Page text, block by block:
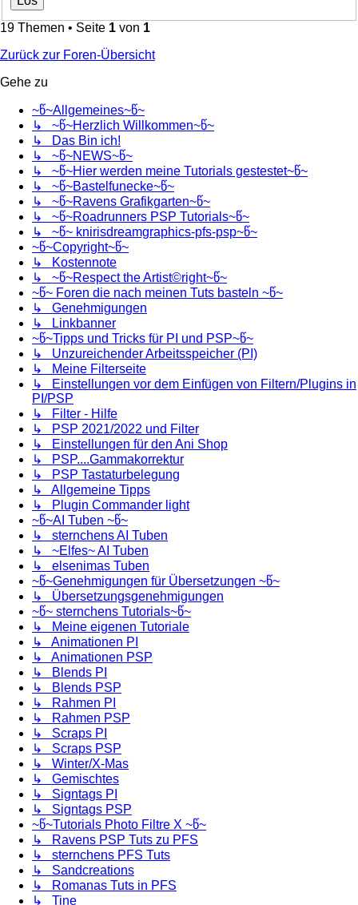
19 Themen • Seite 1 von 1
Zurück zur Foren-Übersicht
Gehe zu
~წ~Allgemeines~წ~
↳ ~წ~Herzlich Willkommen~წ~
↳ Das Bin ich!
↳ ~წ~NEWS~წ~
↳ ~წ~Hier werden meine Tutorials gestestet~წ~
↳ ~წ~Bastelfunecke~წ~
↳ ~წ~Ravens Grafikgarten~წ~
↳ ~წ~Roadrunners PSP Tutorials~წ~
↳ ~წ~ knirisdreamgraphics-pfs-psp~წ~
~წ~Copyright~წ~
↳ Kostennote
↳ ~წ~Respect the Artist©right~წ~
~წ~ Foren die nach meinen Tuts basteln ~წ~
↳ Genehmigungen
↳ Linkbanner
~წ~Tipps und Tricks für PI und PSP~წ~
↳ Unzureichender Arbeitsspeicher (PI)
↳ Meine Filterseite
↳ Einstellungen vor dem Einfügen von Filtern/Plugins in
PI/PSP
↳ Filter - Hilfe
↳ PSP 2021/2022 und Filter
↳ Einstellungen für den Ani Shop
↳ PSP....Gammakorrektur
↳ PSP Tastaturbelegung
↳ Allgemeine Tipps
↳ Plugin Commander light
~წ~AI Tuben ~წ~
↳ sternchens AI Tuben
↳ ~Elfes~ AI Tuben
↳ elsenimas Tuben
~წ~Genehmigungen für Übersetzungen ~წ~
↳ Übersetzungsgenehmigungen
~წ~ sternchens Tutorials~წ~
↳ Meine eigenen Tutoriale
↳ Animationen PI
↳ Animationen PSP
↳ Blends PI
↳ Blends PSP
↳ Rahmen PI
↳ Rahmen PSP
↳ Scraps PI
↳ Scraps PSP
↳ Winter/X-Mas
↳ Gemischtes
↳ Signtags PI
↳ Signtags PSP
~წ~Tutorials Photo Filtre X ~წ~
↳ Ravens PSP Tuts zu PFS
↳ sternchens PFS Tuts
↳ Sandcreations
↳ Romanas Tuts in PFS
↳ Tine